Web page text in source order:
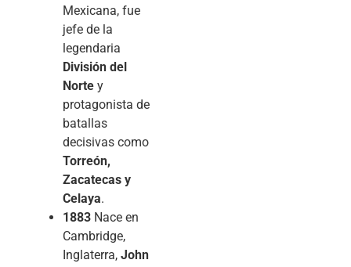
Mexicana, fue
jefe de la
legendaria
División del
Norte y
protagonista de
batallas
decisivas como
Torreón,
Zacatecas y
Celaya.
1883 Nace en
Cambridge,
Inglaterra, John